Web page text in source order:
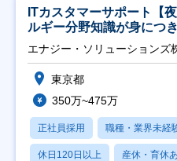
ITカスタマーサポート【
ルギー分野知識が身につき
エナジー・ソリューションズ
東京都
350万~475万
正社員採用 職種・業界未経
休日120日以上 産休・育休